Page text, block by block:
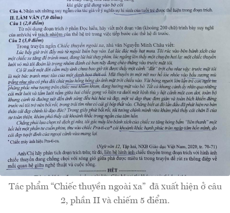
Tác phẩm “Chiếc thuyền ngoài xa” đã xuất hiện ở câu
2, phần II và chiếm 5 điểm.